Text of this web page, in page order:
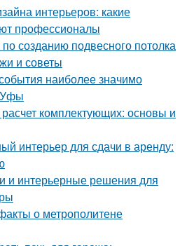
интерьеров: какие
профессионалы
созданию подвесного потолка
и советы
наиболее значимо
Уфы
комплектующих: основы и
интерьер для сдачи в аренду:
и интерьерные решения для
о метрополитене